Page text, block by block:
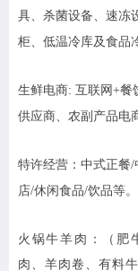
具、杀菌设备、速冻
柜、低温冷库及食品
生鲜电商: 互联网+餐
供应商、农副产品电
特许经营：中式正餐
店/休闲食品/饮品等。
火锅牛羊肉：（肥
肉、羊肉卷、有料